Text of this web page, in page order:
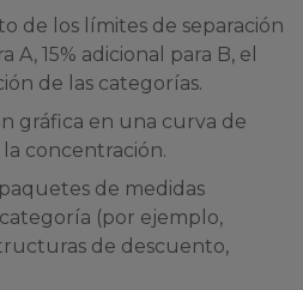
de los límites de separación
A, 15% adicional para B, el
de las categorías.
gráfica en una curva de
concentración.
de medidas
(por ejemplo,
de descuento,